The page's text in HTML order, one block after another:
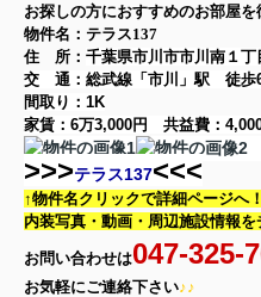
お探しの方におすすめのお部屋を
物件名：テラス137
住 所： 千葉県市川市市川南１丁
交 通：総武線「市川」駅 徒歩
間取り： 1K
家賃： 6万3,000円 共益費：
>>>テラス137<<<
↑物件名クリックで詳細ページへ！
内装写真・動画・ 周辺施設情報を
お問い合わせは047-325-
お気軽にご連絡下さい♪♪